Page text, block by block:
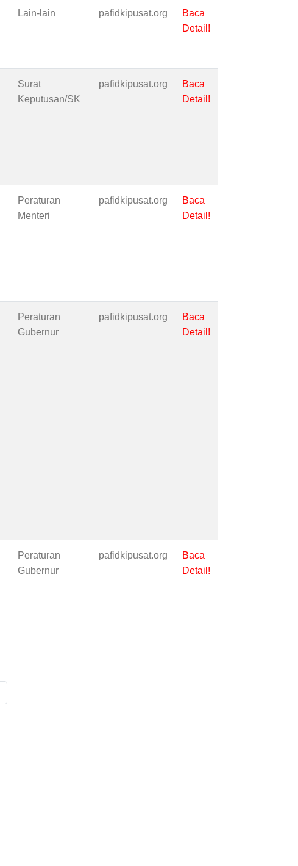
Lain-lain pafidkipusat.org
Baca
Detail!
Surat
Keputusan/SK
pafidkipusat.org
Baca
Detail!
Peraturan
Menteri
pafidkipusat.org
Baca
Detail!
Peraturan
Gubernur
pafidkipusat.org
Baca
Detail!
Peraturan
Gubernur
pafidkipusat.org
Baca
Detail!